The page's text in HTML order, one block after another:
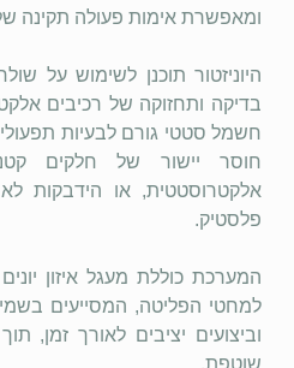
ומאפשרת אימות פעולה תקינה
היוניזטור תוכנן לשימוש על
בדיקה ותחזוקה של רכיבים
חשמל סטטי גורם לבעיות
חוסר יישור של חלקים
אלקטרוסטטית, או הידבקות לא
פלסטיק.
המערכת כוללת מעגל איזון יונים
למחטי הפליטה, המסייעים
וביצועים יציבים לאורך זמן,
שוטפת.